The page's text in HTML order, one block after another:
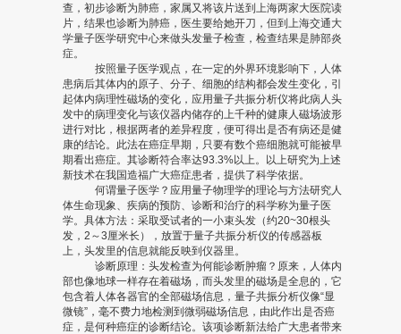
查，初步诊断为肺癌，家属又将该片送到上海两家大医院读
片，结果也诊断为肺癌，医生要给她开刀，但到上海交通大
学量子医学研究中心来做头发量子检查，检查结果是肺部炎
症。
按照量子医学观点，在一定的外界环境影响下，人体
患病后其体内的原子、分子、细胞的结构都会发生变化，引
起体内病理性磁场的变化，应用量子共振分析仪将此病人头
发中的病理变化与该仪器内储存的上千种的健康人磁场波形
进行对比，根据两者的差异程度，便可得出是否有病还是健
康的结论。此法在癌症早期，只要有数个癌细胞就可能被早
期看出癌症。其诊断符合率达93.3%以上。以上研究为上述
新技术在我国造福广大癌症患者，提供了科学依据。
何谓量子医学？应用量子物理学的理论与方法研究人
体生命现象、疾病的预防、诊断和治疗的科学称为量子医
学。具体方法：采取受试者的一小束头发（约20~30根头
发，2～3厘米长），放置于量子共振分析仪的传感器板
上，头发里的信息就能反映到仪器里。
诊断原理：头发检查为何能诊断肿瘤？原来，人体内
部也像地球一样存在着磁场，而头发里的磁场是全息的，它
包含着人体各器官的全部磁场信息，量子共振分析仪像“显
微镜”，毫不费力地检测到微弱磁场信息，由此作出是否癌
症，是何种癌症的诊断结论。该项诊断新法给广大患者带来